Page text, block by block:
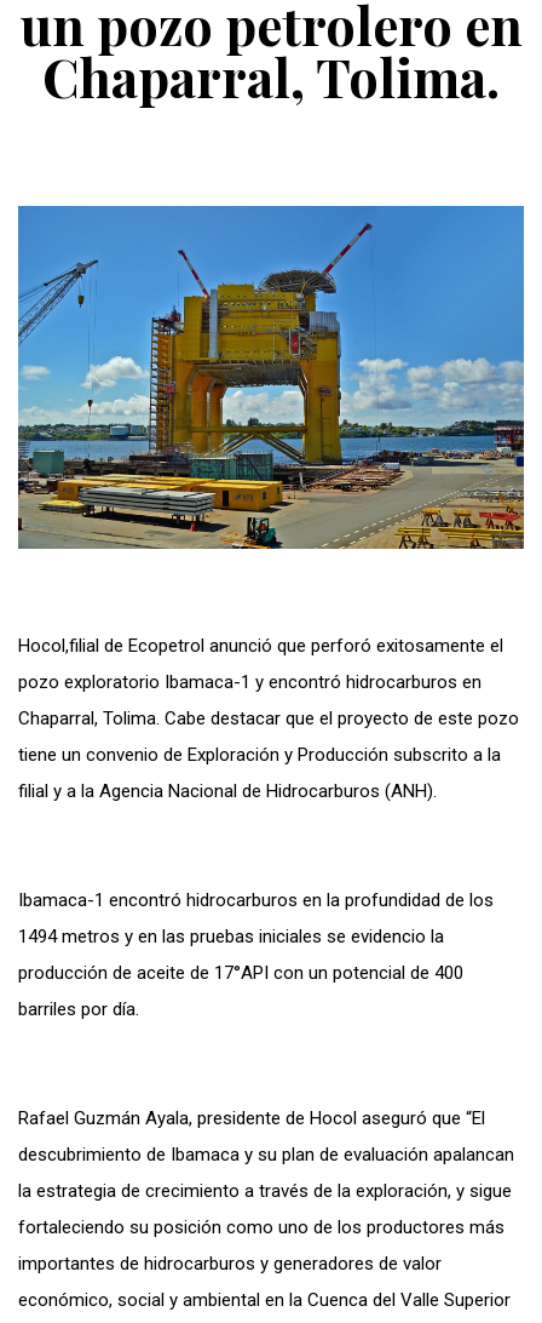
un pozo petrolero en
Chaparral, Tolima.
Hocol,filial de Ecopetrol anunció que perforó exitosamente el
pozo exploratorio Ibamaca-1 y encontró hidrocarburos en
Chaparral, Tolima. Cabe destacar que el proyecto de este pozo
tiene un convenio de Exploración y Producción subscrito a la
filial y a la Agencia Nacional de Hidrocarburos (ANH).
Ibamaca-1 encontró hidrocarburos en la profundidad de los
1494 metros y en las pruebas iniciales se evidencio la
producción de aceite de 17°API con un potencial de 400
barriles por día.
Rafael Guzmán Ayala, presidente de Hocol aseguró que “El
descubrimiento de Ibamaca y su plan de evaluación apalancan
la estrategia de crecimiento a través de la exploración, y sigue
fortaleciendo su posición como uno de los productores más
importantes de hidrocarburos y generadores de valor
económico, social y ambiental en la Cuenca del Valle Superior